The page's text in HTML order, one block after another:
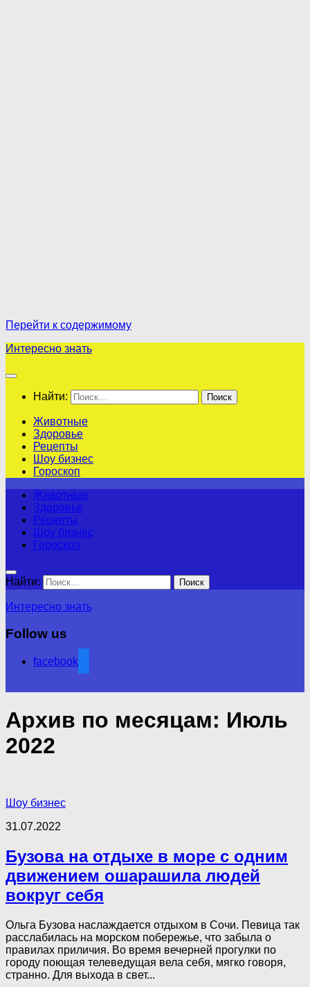
Перейти к содержимому
Интересно знать
Найти:
Животные
Здоровье
Рецепты
Шоу бизнес
Гороскоп
Животные
Здоровье
Рецепты
Шоу бизнес
Гороскоп
Найти:
Интересно знать
Follow us
facebook
Архив по месяцам: Июль
2022
Шоу бизнес
31.07.2022
Бузова на отдыхе в море с одним
движением ошарашила людей
вокруг себя
Ольга Бузова наслаждается отдыхом в Сочи. Певица так
расслабилась на морском побережье, что забыла о
правилах приличия. Во время вечерней прогулки по
городу поющая телеведущая вела себя, мягко говоря,
странно. Для выхода в свет...